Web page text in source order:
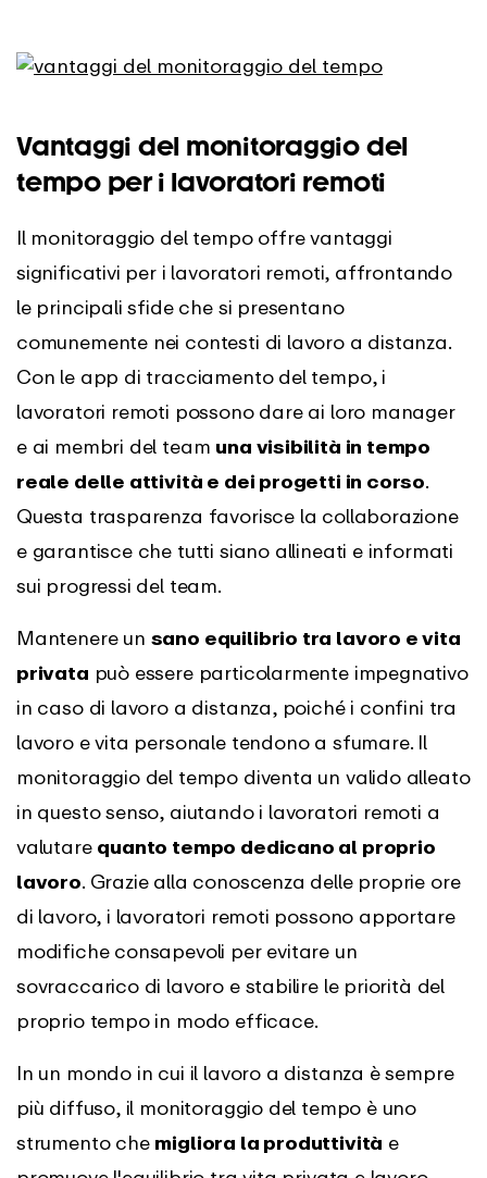
Vantaggi del monitoraggio del
tempo per i lavoratori remoti
Il monitoraggio del tempo offre vantaggi
significativi per i lavoratori remoti, affrontando
le principali sfide che si presentano
comunemente nei contesti di lavoro a distanza.
Con le app di tracciamento del tempo, i
lavoratori remoti possono dare ai loro manager
e ai membri del team una visibilità in tempo
reale delle attività e dei progetti in corso.
Questa trasparenza favorisce la collaborazione
e garantisce che tutti siano allineati e informati
sui progressi del team.
Mantenere un sano equilibrio tra lavoro e vita
privata può essere particolarmente impegnativo
in caso di lavoro a distanza, poiché i confini tra
lavoro e vita personale tendono a sfumare. Il
monitoraggio del tempo diventa un valido alleato
in questo senso, aiutando i lavoratori remoti a
valutare quanto tempo dedicano al proprio
lavoro. Grazie alla conoscenza delle proprie ore
di lavoro, i lavoratori remoti possono apportare
modifiche consapevoli per evitare un
sovraccarico di lavoro e stabilire le priorità del
proprio tempo in modo efficace.
In un mondo in cui il lavoro a distanza è sempre
più diffuso, il monitoraggio del tempo è uno
strumento che migliora la produttività e